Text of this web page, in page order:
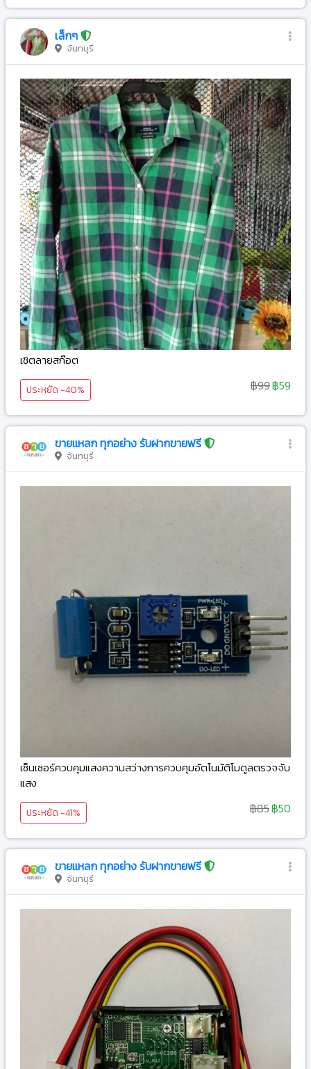
เล็กๆ
จันทบุรี
เชิตลายสก๊อต
ประหยัด -40% ฿99฿59
ขายแหลก ทุกอย่าง รับฝากขายฟรี
จันทบุรี
เซ็นเซอร์ควบคุมแสงความสว่างการควบคุมอัตโนมัติโมดูลตรวจจับ
แสง
ประหยัด -41% ฿85฿50
ขายแหลก ทุกอย่าง รับฝากขายฟรี
จันทบุรี